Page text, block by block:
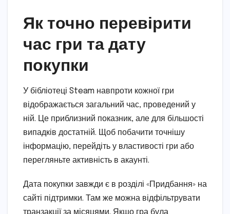
Як точно перевірити
час гри та дату
покупки
У бібліотеці Steam навпроти кожної гри
відображається загальний час, проведений у
ній. Це приблизний показник, але для більшості
випадків достатній. Щоб побачити точнішу
інформацію, перейдіть у властивості гри або
перегляньте активність в акаунті.
Дата покупки завжди є в розділі «Придбання» на
сайті підтримки. Там же можна відфільтрувати